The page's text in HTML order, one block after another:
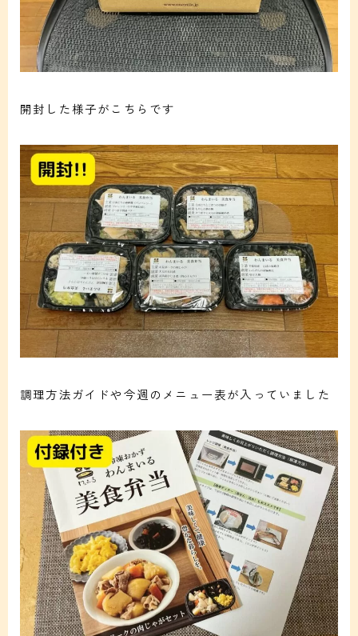
開封した様子がこちらです
調理方法ガイドや今週のメニュー表が入っていました